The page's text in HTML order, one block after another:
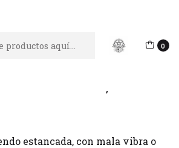
0
shui, ritual con cuarzo y canela
estancada, con mala vibra o